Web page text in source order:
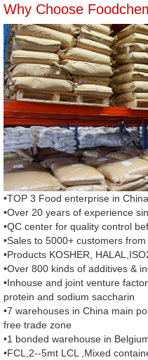
Why Choose
•TOP 3 Food enterprise in China
•Over 20 years of experience
•QC center for quality control
•Sales to 5000+ customers
•Products KOSHER,
•Over 800 kinds of additives &
•Inhouse and joint venture
protein and sodium saccharin
•7 warehouses in China main
free trade zone
•1 bonded warehouse in
•FCL,2--5mt LCL ,Mixed